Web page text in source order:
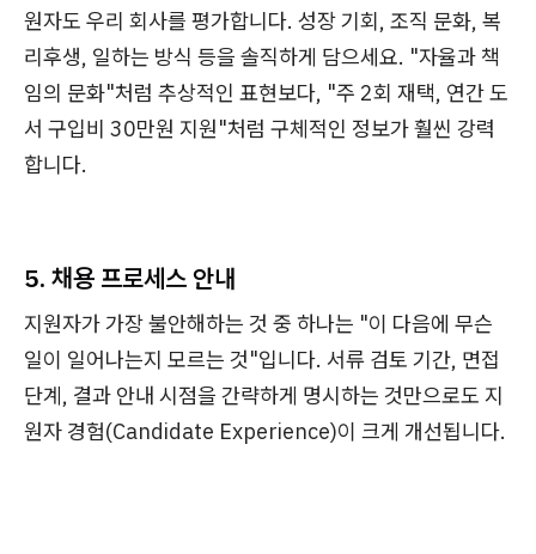
원자도 우리 회사를 평가합니다. 성장 기회, 조직 문화, 복
리후생, 일하는 방식 등을 솔직하게 담으세요. "자율과 책
임의 문화"처럼 추상적인 표현보다, "주 2회 재택, 연간 도
서 구입비 30만원 지원"처럼 구체적인 정보가 훨씬 강력
합니다.
5. 채용 프로세스 안내
지원자가 가장 불안해하는 것 중 하나는 "이 다음에 무슨
일이 일어나는지 모르는 것"입니다. 서류 검토 기간, 면접
단계, 결과 안내 시점을 간략하게 명시하는 것만으로도 지
원자 경험(Candidate Experience)이 크게 개선됩니다.